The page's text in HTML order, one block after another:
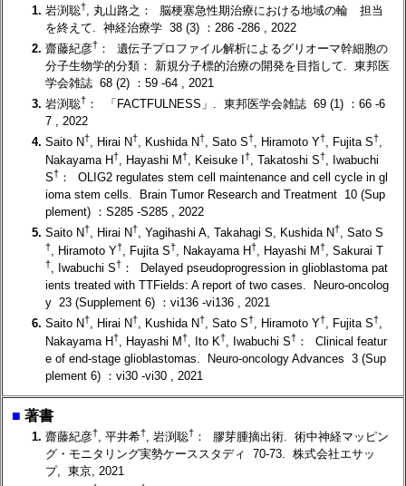
1. 岩渕聡†, 丸山路之： 脳梗塞急性期治療における地域の輪 担当
を終えて. 神経治療学 38 (3) ：286 -286 , 2022
2. 齋藤紀彦† ： 遺伝子プロファイル解析によるグリオーマ幹細胞の
分子生物学的分類： 新規分子標的治療の開発を目指して. 東邦医
学会雑誌 68 (2) ：59 -64 , 2021
3. 岩渕聡† ： 「FACTFULNESS」. 東邦医学会雑誌 69 (1) ：66 -6
7 , 2022
4. Saito N†, Hirai N†, Kushida N†, Sato S†, Hiramoto Y†, Fujita S†,
Nakayama H† , Hayashi M† , Keisuke I† , Takatoshi S†
, Iwabuchi
S† ： OLIG2 regulates stem cell maintenance and cell cycle in gl
ioma stem cells. Brain Tumor Research and Treatment 10 (Sup
plement) ：S285 -S285 , 2022
5. Saito N†, Hirai N†, Yagihashi A, Takahagi S, Kushida N†, Sato S
† , Hiramoto Y† , Fujita S† , Nakayama H† , Hayashi M† , Sakurai T
† , Iwabuchi S† ： Delayed pseudoprogression in glioblastoma pat
ients treated with TTFields: A report of two cases. Neuro-oncolog
y 23 (Supplement 6) ：vi136 -vi136 , 2021
6. Saito N†, Hirai N†, Kushida N†, Sato S†, Hiramoto Y†, Fujita S†,
Nakayama H† , Hayashi M† , Ito K† , Iwabuchi S† ： Clinical featur
e of end-stage glioblastomas. Neuro-oncology Advances 3 (Sup
plement 6) ：vi30 -vi30 , 2021
■ 著書
1. 齋藤紀彦†, 平井希†, 岩渕聡† ： 膠芽腫摘出術. 術中神経マッピン
グ・モニタリング実勢ケーススタディ 70-73. 株式会社エサッ
プ, 東京, 2021